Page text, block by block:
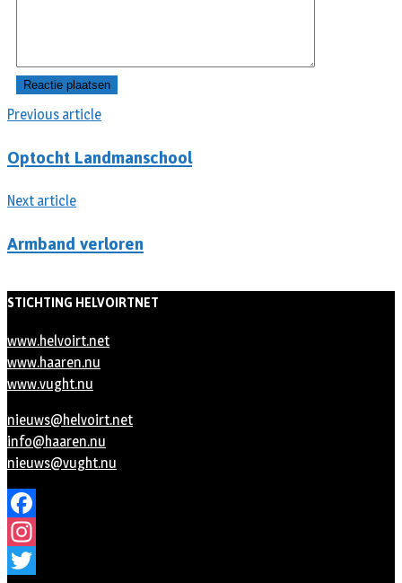
Previous article
Optocht Landmanschool
Next article
Armband verloren
STICHTING HELVOIRTNET
www.helvoirt.net
www.haaren.nu
www.vught.nu
nieuws@helvoirt.net
info@haaren.nu
nieuws@vught.nu
Facebook
Instagram